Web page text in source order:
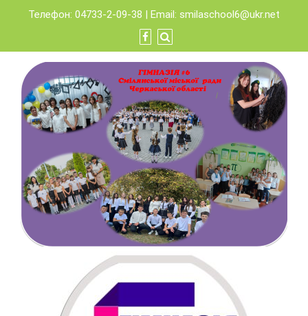
content
Телефон: 04733-2-09-38 | Email: smilaschool6@ukr.net